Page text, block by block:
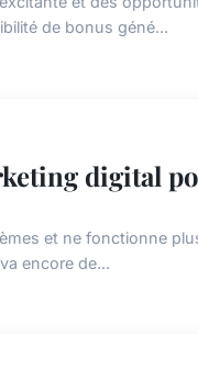
de bonus géné...
digital
et ne fonctionne
encore de...